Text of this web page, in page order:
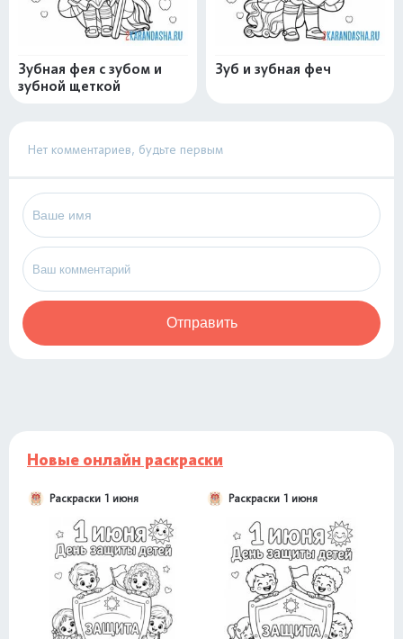
Зубная фея с зубом и
зубной щеткой
Зуб и зубная феч
Нет комментариев, будьте первым
Отправить
Новые онлайн раскраски
Раскраски 1 июня Раскраски 1 июня